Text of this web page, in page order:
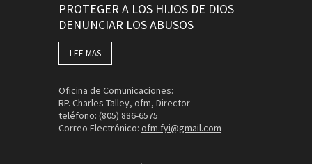
PROTEGER A LOS HIJOS DE DIOS
DENUNCIAR LOS ABUSOS
LEE MAS
Oficina de Comunicaciones:
RP. Charles Talley, ofm, Director
teléfono: (805) 886-6575
Correo Electrónico: ofm.fyi@gmail.com